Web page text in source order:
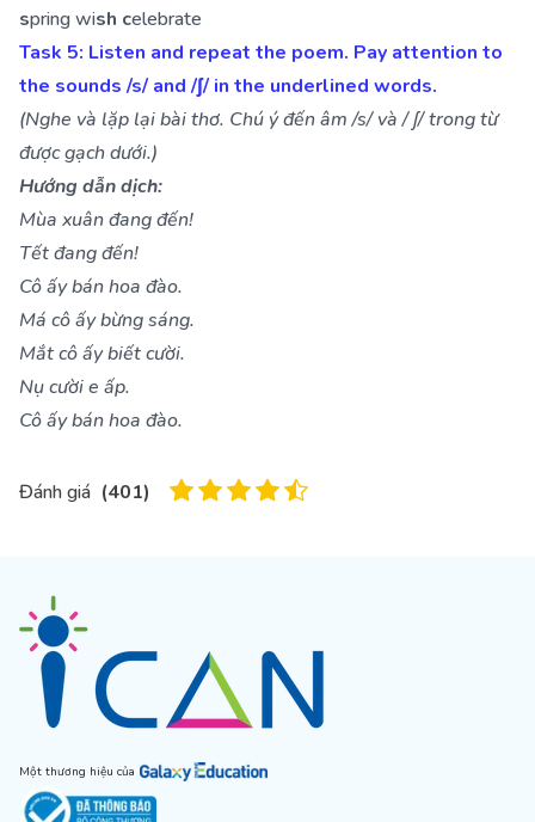
spring wish celebrate
Task 5: Listen and repeat the poem. Pay attention to
the sounds /s/ and /ʃ/ in the underlined words.
(Nghe và lặp lại bài thơ. Chú ý đến âm /s/ và / ʃ/ trong từ
được gạch dưới.)
Hướng dẫn dịch:
Mùa xuân đang đến!
Tết đang đến!
Cô ấy bán hoa đào.
Má cô ấy bừng sáng.
Mắt cô ấy biết cười.
Nụ cười e ấp.
Cô ấy bán hoa đào.
Đánh giá (401)
Một thương hiệu của